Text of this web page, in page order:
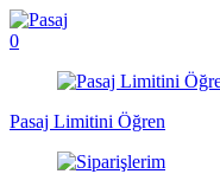
0
Pasaj Limitini Öğren